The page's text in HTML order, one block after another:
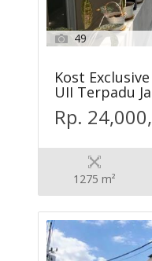
49
Kost
UII Terpadu
Rp.
1275 m²